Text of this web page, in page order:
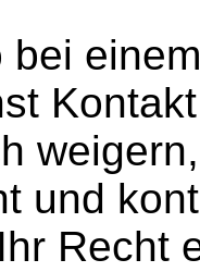
bei
und
Recht